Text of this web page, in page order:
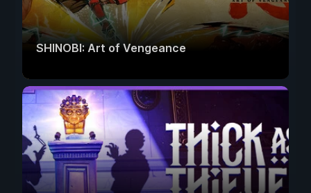
SHINOBI: Art of Vengeance